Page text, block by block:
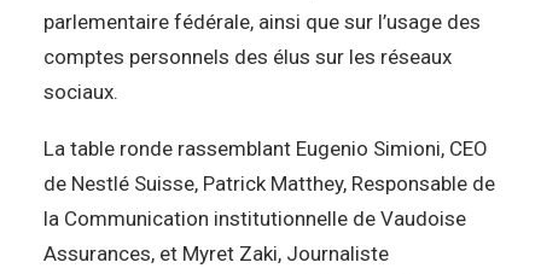
parlementaire fédérale, ainsi que sur l’usage des
comptes personnels des élus sur les réseaux
sociaux.
La table ronde rassemblant Eugenio Simioni, CEO
de Nestlé Suisse, Patrick Matthey, Responsable de
la Communication institutionnelle de Vaudoise
Assurances, et Myret Zaki, Journaliste